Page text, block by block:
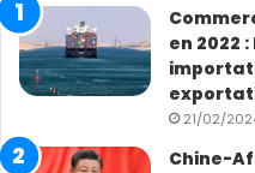
en 2022
21/02/
Chine-